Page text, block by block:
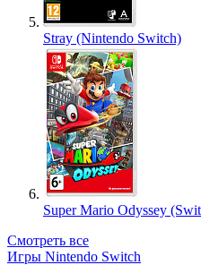
Stray (Nintendo Switch)
Super Mario Odyssey
Смотреть все
Игры Nintendo Switch